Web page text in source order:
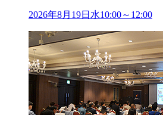
2026年8月 19日 水10:00～12:00